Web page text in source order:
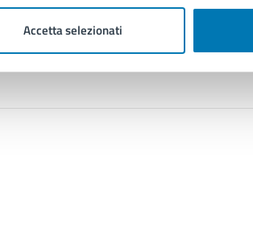
Accetta selezionati
Contenuti correlati